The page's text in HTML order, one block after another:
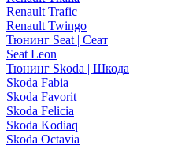
Renault Trafic
Renault Twingo
Тюнинг Seat | Сеат
Seat Leon
Тюнинг Skoda | Шкода
Skoda Fabia
Skoda Favorit
Skoda Felicia
Skoda Kodiaq
Skoda Octavia